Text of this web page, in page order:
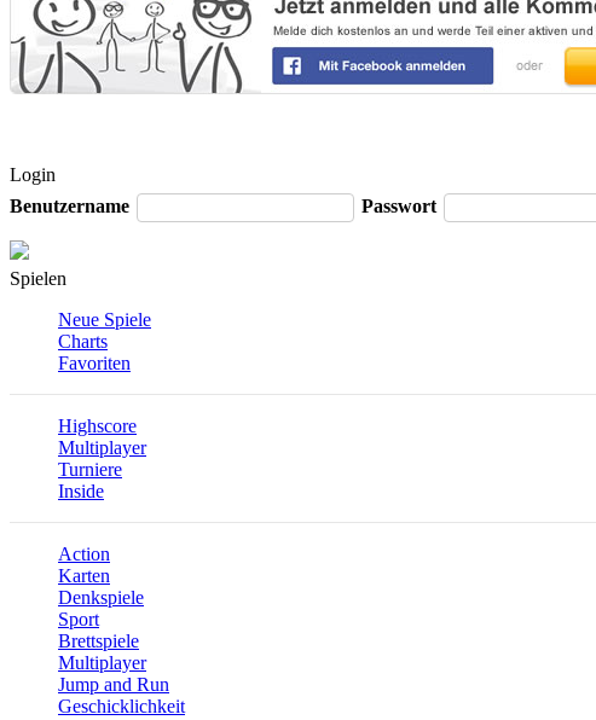
Login
Benutzername
Passwort
Spielen
Neue Spiele
Charts
Favoriten
Highscore
Multiplayer
Turniere
Inside
Action
Karten
Denkspiele
Sport
Brettspiele
Multiplayer
Jump and Run
Geschicklichkeit